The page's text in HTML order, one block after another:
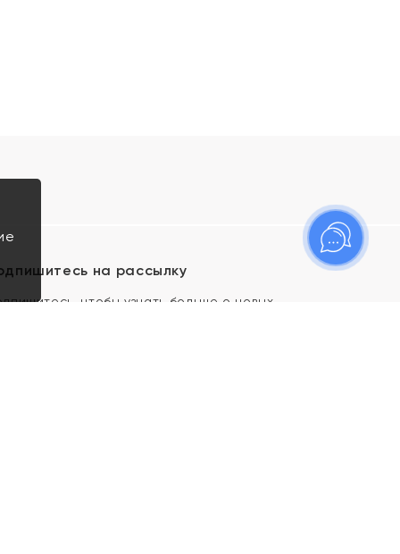
на рассылку
чтобы узнать больше о новых